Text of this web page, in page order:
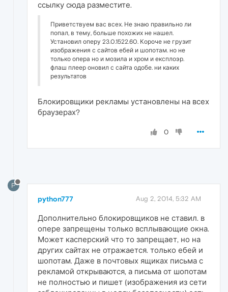
ссылку сюда разместите.
Приветствуем вас всех. Не знаю правильно ли
попал, в тему, больше похожих не нашел.
Установил оперу 23.0.1522.60. Короче не грузит
изображения с сайтов ебей и шопотам. но не
только опера но и мозила и хром и експлоэр.
флаш плеер оновил с сайта одобе. ни каких
результатов
Блокировщики рекламы установлены на всех
браузерах?
0
P
python777 Aug 2, 2014, 5:32 AM
Дополнительно блокировщиков не ставил. в
опере запрещены только всплывающие окна.
Может касперский что то запрещает, но на
других сайтах не отражается. только ебей и
шопотам. Даже в почтовых ящиках письма с
рекламой открываются, а письма от шопотам
не полностью и пишет (изображения из сети